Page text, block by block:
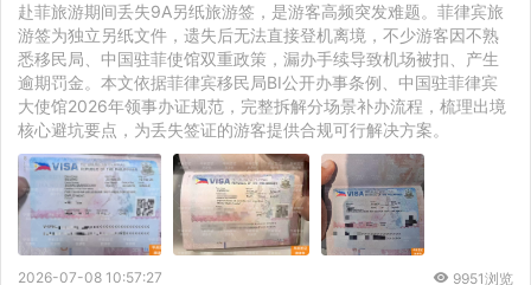
赴菲旅游期间丢失9A另纸旅游签，是游客高频突发难题。菲律宾旅
游签为独立另纸文件，遗失后无法直接登机离境，不少游客因不熟
悉移民局、中国驻菲使馆双重政策，漏办手续导致机场被扣、产生
逾期罚金。本文依据菲律宾移民局BI公开办事条例、中国驻菲律宾
大使馆2026年领事办证规范，完整拆解分场景补办流程，梳理出境
核心避坑要点，为丢失签证的游客提供合规可行解决方案。
2026-07-08 10:57:27 9951浏览